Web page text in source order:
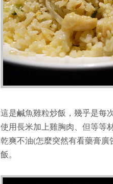
這是鹹魚雞粒炒飯，幾乎是每
使用長米加上雞胸肉、但等等
乾爽不油(怎麼突然有看藥膏
飯。